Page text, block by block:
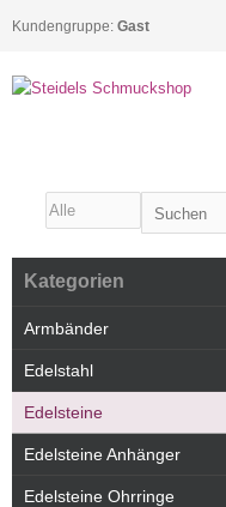
Kundengruppe: Gast
Kategorien
Armbänder
Edelstahl
Edelsteine
Edelsteine Anhänger
Edelsteine Ohrringe